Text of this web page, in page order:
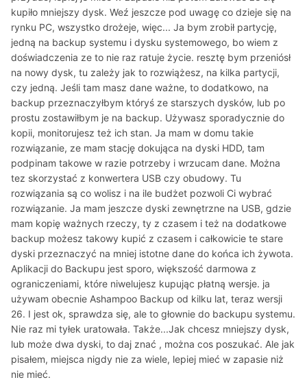
kupiło mniejszy dysk. Weź jeszcze pod uwagę co dzieje się na
rynku PC, wszystko drożeje, więc... Ja bym zrobił partycję,
jedną na backup systemu i dysku systemowego, bo wiem z
doświadczenia ze to nie raz ratuje życie. resztę bym przeniósł
na nowy dysk, tu zależy jak to rozwiążesz, na kilka partycji,
czy jedną. Jeśli tam masz dane ważne, to dodatkowo, na
backup przeznaczyłbym któryś ze starszych dysków, lub po
prostu zostawiłbym je na backup. Używasz sporadycznie do
kopii, monitorujesz też ich stan. Ja mam w domu takie
rozwiązanie, ze mam stację dokująca na dyski HDD, tam
podpinam takowe w razie potrzeby i wrzucam dane. Można
tez skorzystać z konwertera USB czy obudowy. Tu
rozwiązania są co wolisz i na ile budżet pozwoli Ci wybrać
rozwiązanie. Ja mam jeszcze dyski zewnętrzne na USB, gdzie
mam kopię ważnych rzeczy, ty z czasem i też na dodatkowe
backup możesz takowy kupić z czasem i całkowicie te stare
dyski przeznaczyć na mniej istotne dane do końca ich żywota.
Aplikacji do Backupu jest sporo, większość darmowa z
ograniczeniami, które niwelujesz kupując płatną wersje. ja
używam obecnie Ashampoo Backup od kilku lat, teraz wersji
26. I jest ok, sprawdza się, ale to głownie do backupu systemu.
Nie raz mi tyłek uratowała. Także...Jak chcesz mniejszy dysk,
lub może dwa dyski, to daj znać , można cos poszukać. Ale jak
pisałem, miejsca nigdy nie za wiele, lepiej mieć w zapasie niż
nie mieć.